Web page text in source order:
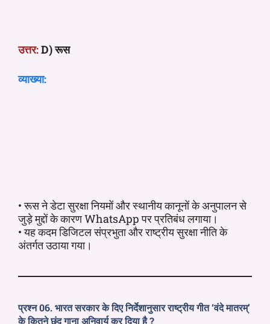
उत्तर:D) रूस
व्याख्या:
• रूस ने डेटा सुरक्षा नियमों और स्थानीय कानूनों के अनुपालन से
जुड़े मुद्दों के कारण WhatsApp पर प्रतिबंध लगाया।
• यह कदम डिजिटल संप्रभुता और राष्ट्रीय सुरक्षा नीति के
अंतर्गत उठाया गया।
प्रश्न 06. भारत सरकार के दिए निर्देशानुसार राष्ट्रीय गीत ‘वंदे मातरम्’
के कितने छंद गाना अनिवार्य कर दिया है ?